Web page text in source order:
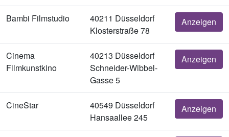
Bambi Filmstudio
40211 Düsseldorf
Klosterstraße 78
Anzeigen
Cinema
Filmkunstkino
40213 Düsseldorf
Schneider-Wibbel-
Gasse 5
Anzeigen
CineStar
40549 Düsseldorf
Hansaallee 245
Anzeigen